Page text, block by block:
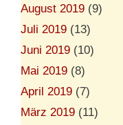
August 2019 (9)
Juli 2019 (13)
Juni 2019 (10)
Mai 2019 (8)
April 2019 (7)
März 2019 (11)